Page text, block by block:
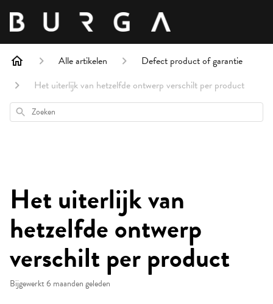
Alle artikelen
Defect product of garantie
Het uiterlijk van hetzelfde ontwerp verschilt per product
Zoeken
Het uiterlijk van
hetzelfde ontwerp
verschilt per product
Bijgewerkt6 maanden geleden